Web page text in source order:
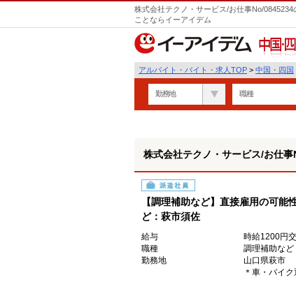
株式会社テクノ・サービス/お仕事No/
ことならイーアイデム
中国・四
アルバイト・バイト・求人TOP > 中国・四国
勤務地 職種
株式会社テクノ・サービス/お仕
派遣社員
【調理補助など】直接雇用の可
ど：萩市須佐
給与
時給1200円
職種
調理補助など
勤務地
山口県萩市
＊車・バイ